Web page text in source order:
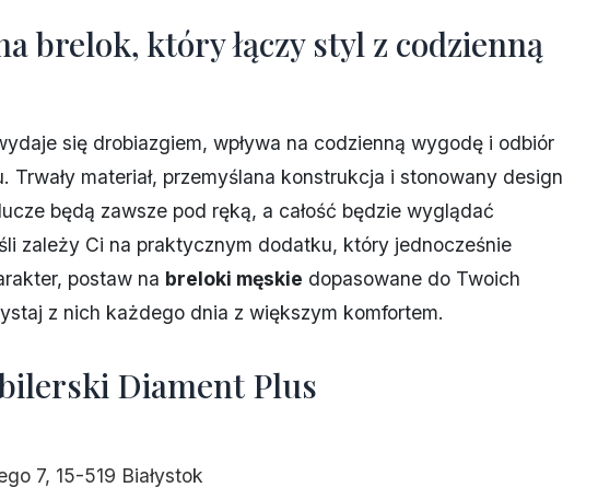
brelok, który łączy styl z codzienną
się drobiazgiem, wpływa na codzienną wygodę i odbiór
Trwały materiał, przemyślana konstrukcja i stonowany design
będą zawsze pod ręką, a całość będzie wyglądać
zależy Ci na praktycznym dodatku, który jednocześnie
postaw na breloki męskie dopasowane do Twoich
z nich każdego dnia z większym komfortem.
Diament Plus
7, 15-519 Białystok